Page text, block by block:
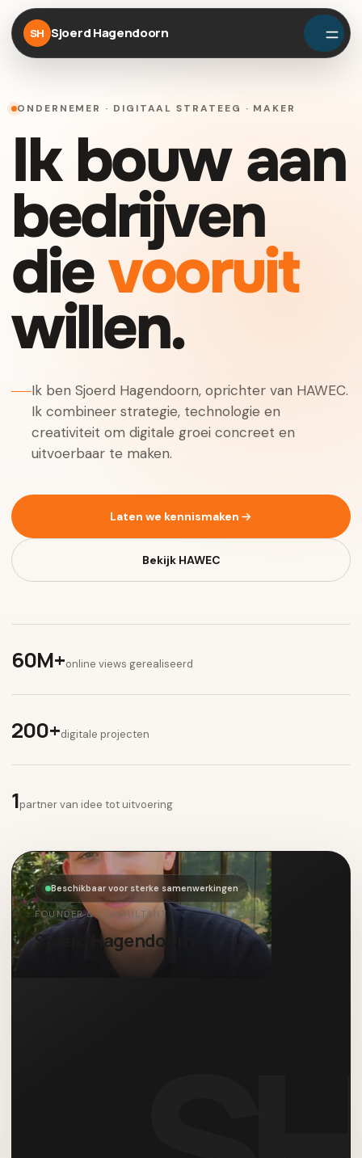
SH Sjoerd Hagendoorn
ONDERNEMER · DIGITAAL STRATEEG · MAKER
Ik bouw aan
bedrijven
dievooruit
willen.
Ik ben Sjoerd Hagendoorn, oprichter van HAWEC.
Ik combineer strategie, technologie en
creativiteit om digitale groei concreet en
uitvoerbaar te maken.
Laten we kennismaken
Bekijk HAWEC
60M+online views gerealiseerd
200+digitale projecten
1partner van idee tot uitvoering
Beschikbaar voor sterke samenwerkingen
FOUNDER & CONSULTANT
Sjoerd Hagendoorn